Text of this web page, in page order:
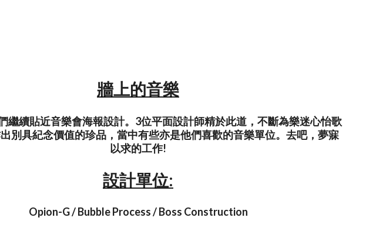
牆上的音樂
繼續貼近音樂會海報設計。3位平面設計師精於此道，不斷為樂迷心怡歌
別具紀念價值的珍品，當中有些亦是他們喜歡的音樂單位。去吧，夢寐
以求的工作!
設計單位:
Opion-G / Bubble Process / Boss Construction